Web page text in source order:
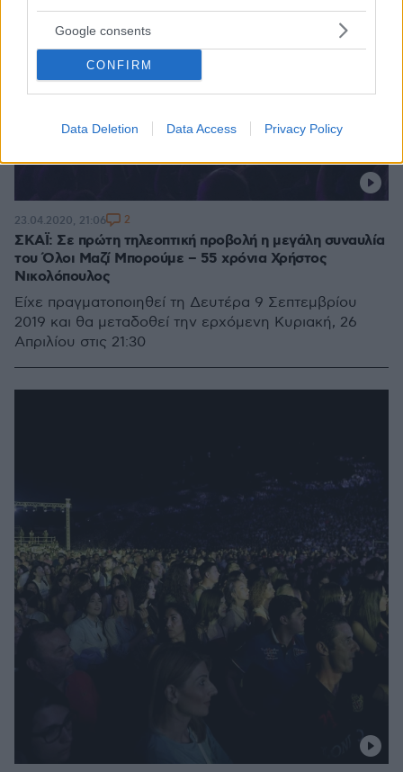
Google consents
CONFIRM
Data Deletion Data Access Privacy Policy
ΣΚΑΪ: Σε πρώτη τηλεοπτική προβολή η μεγάλη συναυλία
του Όλοι Μαζί Μπορούμε – 55 χρόνια Χρήστος
Νικολόπουλος
Είχε πραγματοποιηθεί τη Δευτέρα 9 Σεπτεμβρίου
2019 και θα μεταδοθεί την ερχόμενη Κυριακή, 26
Απριλίου στις 21:30
23.04.2020, 21:06 2